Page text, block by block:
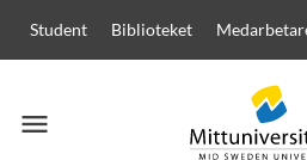
Student Biblioteket
menu
Meny